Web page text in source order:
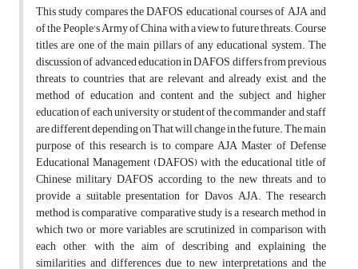
This study compares the DAFOS educational courses of AJA and
of the People's Army of China with a view to future threats. Course
titles are one of the main pillars of any educational system. The
discussion of advanced education in DAFOS differs from previous
threats to countries that are relevant and already exist, and the
method of education and content and the subject and higher
education of each university or student of the commander and staff
are different depending on That will change in the future. The main
purpose of this research is to compare AJA Master of Defense
Educational Management (DAFOS) with the educational title of
Chinese military DAFOS according to the new threats and to
provide a suitable presentation for Davos AJA. The research
method is comparative, comparative study is a research method in
which two or more variables are scrutinized in comparison with
each other, with the aim of describing and explaining the
similarities and differences due to new interpretations and the